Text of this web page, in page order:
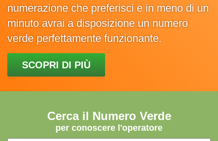
numerazione che preferisci e in meno di un
minuto avrai a disposizione un numero
verde perfettamente funzionante.
SCOPRI DI PIÙ
Cerca il Numero Verde
per conoscere l'operatore